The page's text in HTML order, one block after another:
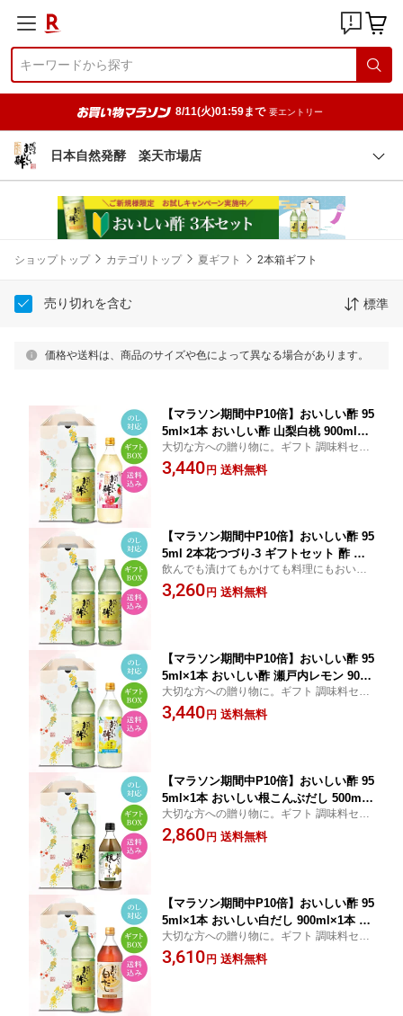
8/11(火)01:59まで 要エントリー
日本自然発酵 楽天市場店
ショップトップ カテゴリトップ 夏ギフト 2本箱ギフト
売り切れを含む 標準
価格や送料は、商品のサイズや色によって異なる場合があります。
【マラソン期間中P10倍】おいしい酢 95
5ml×1本 おいしい酢 山梨白桃 900ml×1
本 計2本花つづり-11 ギフトセット 酢 お
酢 御中元 期間限定 包装 熨斗 メッセー
大切な方への贈り物に。ギフト 調味料セッ
ト 箱入り のし対応 お中元 お歳暮 粗品 御中
元 御歳暮果実酢 万能酢 調味料 万能調味料
3,440円 送料無料
【マラソン期間中P10倍】おいしい酢 95
5ml 2本花つづり-3 ギフトセット 酢 お
酢 御中元 期間限定 包装 熨斗 メッセー
ジ対応 1日10,000本以上売れる 飲む酢
飲んでも漬けてもかけても料理にもおいし
い！健康を気遣う贈り物。みかん果実酢配
合、毎日飲める美味しいお酢です！ 箱入り
3,260円 送料無料
【マラソン期間中P10倍】おいしい酢 95
5ml×1本 おいしい酢 瀬戸内レモン 900
ml×1本 計2本花つづり-6 夏のギフトセ
ット 酢 お酢 御中元 期間限定 包装 熨斗
大切な方への贈り物に。ギフト 調味料セッ
ト 箱入り のし対応 お中元 お歳暮 粗品 御中
元 御歳暮健康酢 果実酢 万能酢 調味料 万能
3,440円 送料無料
【マラソン期間中P10倍】おいしい酢 95
5ml×1本 おいしい根こんぶだし 500ml×
1本 計2本 花つづり-4 ギフトセット 酢
調味料 だし 日高昆布 昆布だし 北海道
大切な方への贈り物に。ギフト 調味料セッ
ト 箱入り のし対応 お中元 粗品 御中元期間
限定！美味しい酢 お礼 内祝い 出産 贈答 化
2,860円 送料無料
【マラソン期間中P10倍】おいしい酢 95
5ml×1本 おいしい白だし 900ml×1本 計
2本 花つづり-5 ギフトセット酢 調味料
だし 包装対応 熨斗対応 メッセージ対応
大切な方への贈り物に。ギフト 調味料セッ
ト 箱入り のし対応 お中元 粗品 御中元期間
限定！かつおだし お礼 内祝い 出産 贈答 化
3,610円 送料無料